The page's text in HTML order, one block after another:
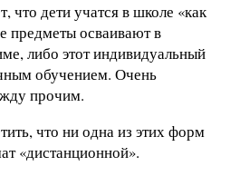
что дети учатся в школе «как
предметы осваивают в
либо этот индивидуальный
обучением. Очень
прочим.
что ни одна из этих форм
«дистанционной».